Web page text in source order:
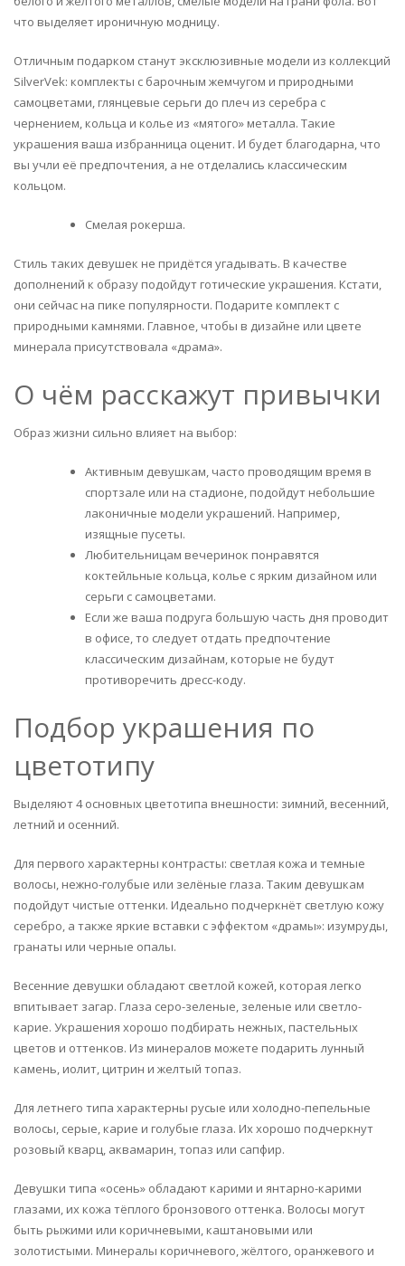
что выделяет ироничную модницу.
Отличным подарком станут эксклюзивные модели из коллекций
SilverVek: комплекты с барочным жемчугом и природными
самоцветами, глянцевые серьги до плеч из серебра с
чернением, кольца и колье из «мятого» металла. Такие
украшения ваша избранница оценит. И будет благодарна, что
вы учли её предпочтения, а не отделались классическим
кольцом.
Смелая рокерша.
Стиль таких девушек не придётся угадывать. В качестве
дополнений к образу подойдут готические украшения. Кстати,
они сейчас на пике популярности. Подарите комплект с
природными камнями. Главное, чтобы в дизайне или цвете
минерала присутствовала «драма».
О чём расскажут привычки
Образ жизни сильно влияет на выбор:
Активным девушкам, часто проводящим время в
спортзале или на стадионе, подойдут небольшие
лаконичные модели украшений. Например,
изящные пусеты.
Любительницам вечеринок понравятся
коктейльные кольца, колье с ярким дизайном или
серьги с самоцветами.
Если же ваша подруга большую часть дня проводит
в офисе, то следует отдать предпочтение
классическим дизайнам, которые не будут
противоречить дресс-коду.
Подбор украшения по
цветотипу
Выделяют 4 основных цветотипа внешности: зимний, весенний,
летний и осенний.
Для первого характерны контрасты: светлая кожа и темные
волосы, нежно-голубые или зелёные глаза. Таким девушкам
подойдут чистые оттенки. Идеально подчеркнёт светлую кожу
серебро, а также яркие вставки с эффектом «драмы»: изумруды,
гранаты или черные опалы.
Весенние девушки обладают светлой кожей, которая легко
впитывает загар. Глаза серо-зеленые, зеленые или светло-
карие. Украшения хорошо подбирать нежных, пастельных
цветов и оттенков. Из минералов можете подарить лунный
камень, иолит, цитрин и желтый топаз.
Для летнего типа характерны русые или холодно-пепельные
волосы, серые, карие и голубые глаза. Их хорошо подчеркнут
розовый кварц, аквамарин, топаз или сапфир.
Девушки типа «осень» обладают карими и янтарно-карими
глазами, их кожа тёплого бронзового оттенка. Волосы могут
быть рыжими или коричневыми, каштановыми или
золотистыми. Минералы коричневого, жёлтого, оранжевого и